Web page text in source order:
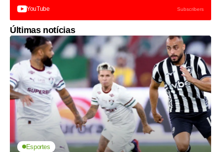
YouTube Subscribers
Últimas notícias
Esportes